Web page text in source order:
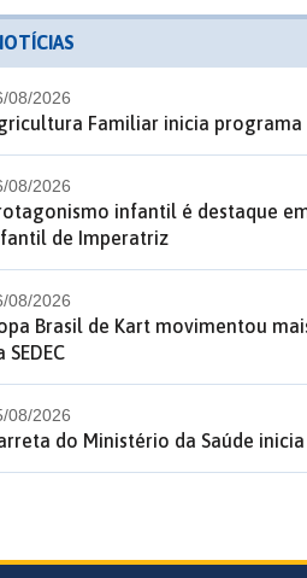
08/2026
Familiar inicia
08/2026
infantil é destaque
de Imperatriz
08/2026
Brasil de Kart movimentou
SEDEC
08/2026
do Ministério da Saúde